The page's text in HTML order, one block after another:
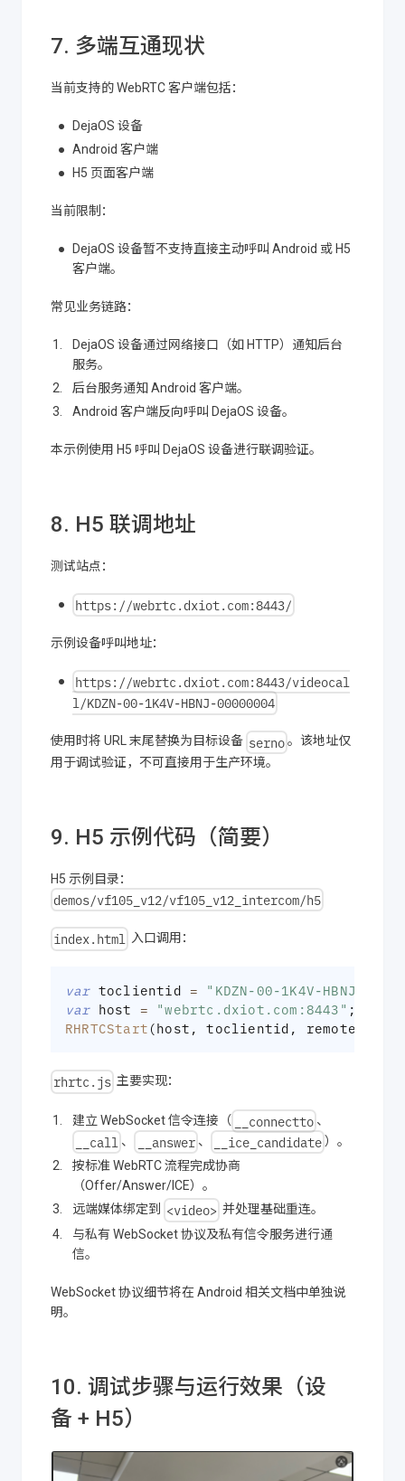
7. 多端互通现状
当前支持的 WebRTC 客户端包括：
DejaOS 设备
Android 客户端
H5 页面客户端
当前限制：
DejaOS 设备暂不支持直接主动呼叫 Android 或 H5
客户端。
常见业务链路：
DejaOS 设备通过网络接口（如 HTTP）通知后台
服务。
后台服务通知 Android 客户端。
Android 客户端反向呼叫 DejaOS 设备。
本示例使用 H5 呼叫 DejaOS 设备进行联调验证。
8. H5 联调地址
测试站点：
https://webrtc.dxiot.com:8443/
示例设备呼叫地址：
https://webrtc.dxiot.com:8443/videocal
l/KDZN-00-1K4V-HBNJ-00000004
使用时将 URL 末尾替换为目标设备 serno 。该地址仅
用于调试验证，不可直接用于生产环境。
9. H5 示例代码（简要）
H5 示例目录：
demos/vf105_v12/vf105_v12_intercom/h5
index.html 入口调用：
var toclientid = "KDZN-00-1K4V-HBNJ-
var host = "webrtc.dxiot.com:8443" ;
RHRTCStart (host , toclientid ,
rhrtc.js 主要实现：
建立 WebSocket 信令连接（ __connectto 、
__call 、 __answer 、 __ice_candidate ）。
按标准 WebRTC 流程完成协商
（Offer/Answer/ICE）。
远端媒体绑定到
<video> 并处理基础重连。
与私有 WebSocket 协议及私有信令服务进行通
信。
WebSocket 协议细节将在 Android 相关文档中单独说
明。
10. 调试步骤与运行效果（设
备 + H5）